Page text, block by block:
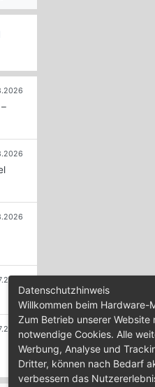
Datenschutzhinweis
Willkommen beim Hardware-
Zum Betrieb unserer
notwendige Cookies. Alle
Werbung, Analyse und
Dritter, können nach Bedarf
verbessern das